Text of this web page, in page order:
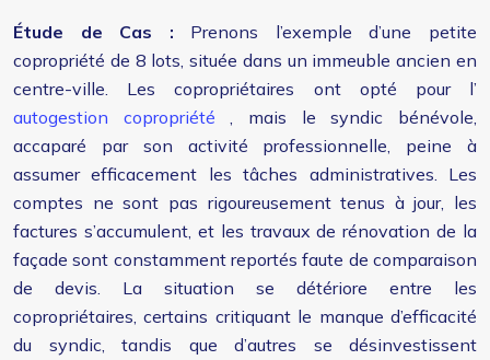
Étude de Cas : Prenons l’exemple d’une petite
copropriété de 8 lots, située dans un immeuble ancien en
centre-ville. Les copropriétaires ont opté pour l’
autogestion copropriété, mais le syndic bénévole,
accaparé par son activité professionnelle, peine à
assumer efficacement les tâches administratives. Les
comptes ne sont pas rigoureusement tenus à jour, les
factures s’accumulent, et les travaux de rénovation de la
façade sont constamment reportés faute de comparaison
de devis. La situation se détériore entre les
copropriétaires, certains critiquant le manque d’efficacité
du syndic, tandis que d’autres se désinvestissent